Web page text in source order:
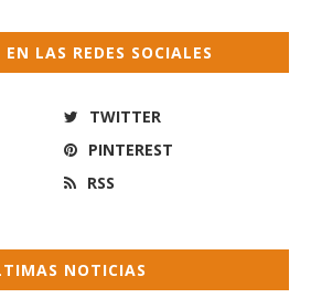
EN LAS REDES SOCIALES
TWITTER
PINTEREST
RSS
NOTICIAS